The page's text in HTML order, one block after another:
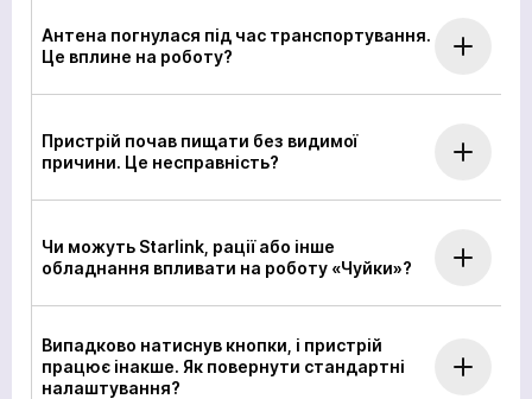
Антена погнулася під час транспортування.
Це вплине на роботу?
Пристрій почав пищати без видимої
причини. Це несправність?
Чи можуть Starlink, рації або інше
обладнання впливати на роботу «Чуйки»?
Випадково натиснув кнопки, і пристрій
працює інакше. Як повернути стандартні
налаштування?